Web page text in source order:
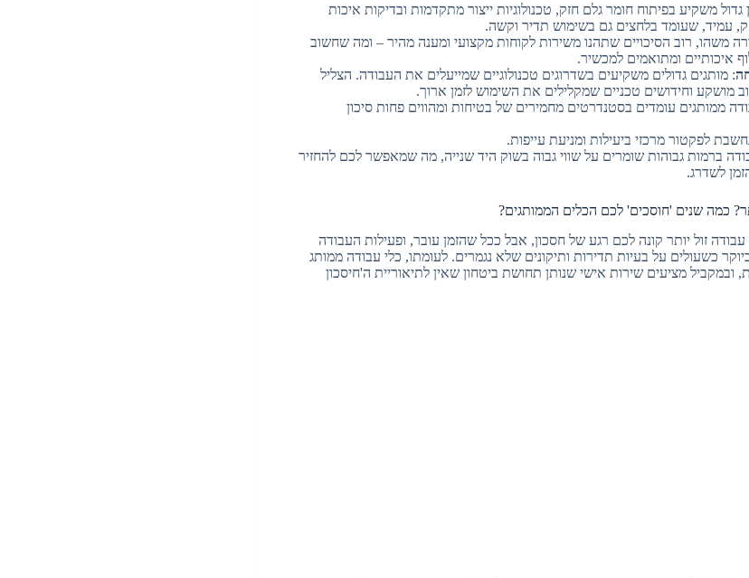
גדול משקיע בפיתוח חומר גלם חזק, טכנולוגיות ייצור מתקדמות ובדיקות איכות
עמיד, שעומד בלחצים גם בשימוש תדיר וקשה.
משהו, רוב הסיכויים שתהנו משירות לקוחות מקצועי ומענה מהיר – ומה שחשוב
איכותיים ומתואמים למכשיר.
: מותגים גדולים משקיעים בשדרוגים טכנולוגיים שמייעלים את העבודה. הצליל
מושקע וחידושים טכניים שמקלילים את השימוש לזמן ארוך.
ממותגים עומדים בסטנדרטים מחמירים של בטיחות ומהווים פחות סיכון
לפקטור מרכזי ביעילות ומניעת עייפות.
ברמות גבוהות שומרים על שווי גבוה בשוק היד שנייה, מה שמאפשר לכם להחזיר
לשדרג.
כמה שנים 'חוסכים' לכם הכלים הממותגים?
זול יותר קונה לכם רגע של חסכון, אבל ככל שהזמן עובר, ופעילות העבודה
כשעולים על בעיות תדירות ותיקונים שלא נגמרים. לעומתו, כלי עבודה ממותג
מציעים שירות אישי שנותן תחושת ביטחון שאין לתיאוריית ה'חיסכון